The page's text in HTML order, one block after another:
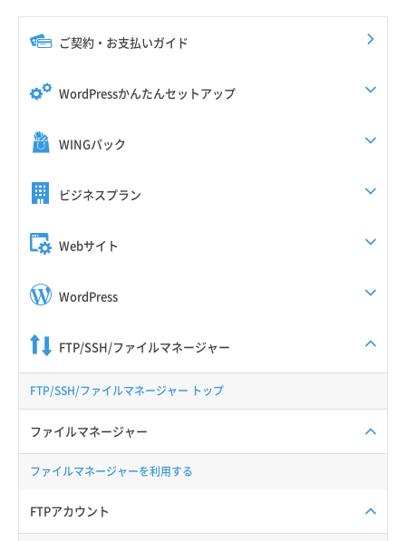
ご契約・お支払いガイド
WordPressかんたんセットアップ
WINGパック
ビジネスプラン
Webサイト
WordPress
FTP/SSH/ファイルマネージャー
FTP/SSH/ファイルマネージャー トップ
ファイルマネージャー
ファイルマネージャーを利用する
FTPアカウント